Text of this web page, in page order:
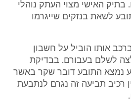
בתיק האישי מצוי העתק נוהלי
לשאת בנזקים שייגרמו
אותו הוביל על חשבון
לשלם בעבורם. בבדיקת
נמצא התובע דובר שקר באשר
רכיב תביעה זה נגרם לנתבעת